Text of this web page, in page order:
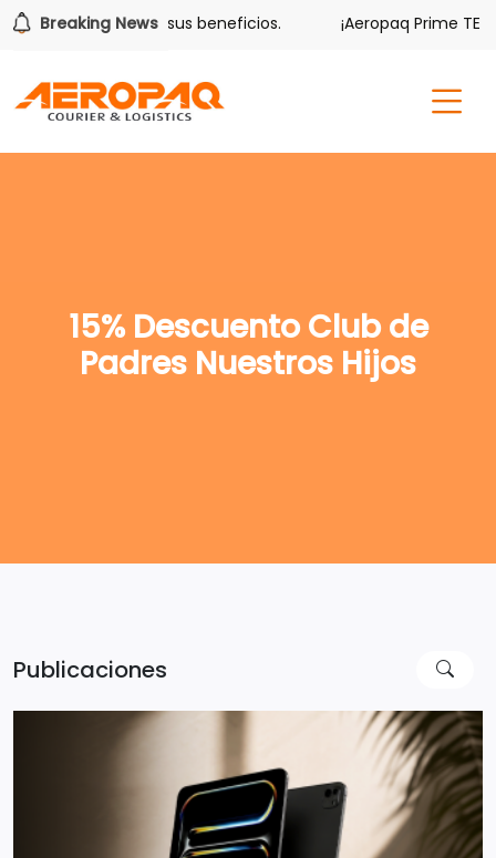
Breaking News
también tiene sus beneficios. ¡Aeropaq Prime TE DA
15% Descuento Club de
Padres Nuestros Hijos
Publicaciones